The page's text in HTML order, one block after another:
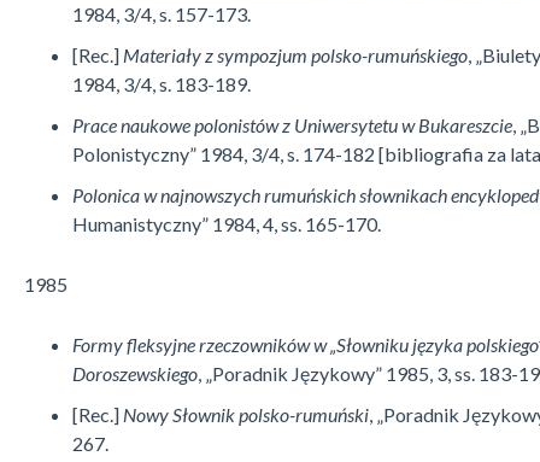
1984, 3/4, s. 157-173.
[Rec.] Materiały z sympozjum polsko-rumuńskiego ,
1984, 3/4, s. 183-189.
Prace naukowe polonistów z Uniwersytetu w Bukareszcie ,
Polonistyczny” 1984, 3/4, s. 174-182 [bibliografia za
Polonica w najnowszych rumuńskich słownikach
Humanis­ty­cz­ny” 1984, 4, ss. 165-170.
1985
Formy fleksyjne rzeczowników w „Słowniku języka
Doroszewskiego , „Po­radnik Językowy” 1985, 3, ss. 183-
[Rec.] Nowy Słownik polsko-rumuński , „Poradnik
267.